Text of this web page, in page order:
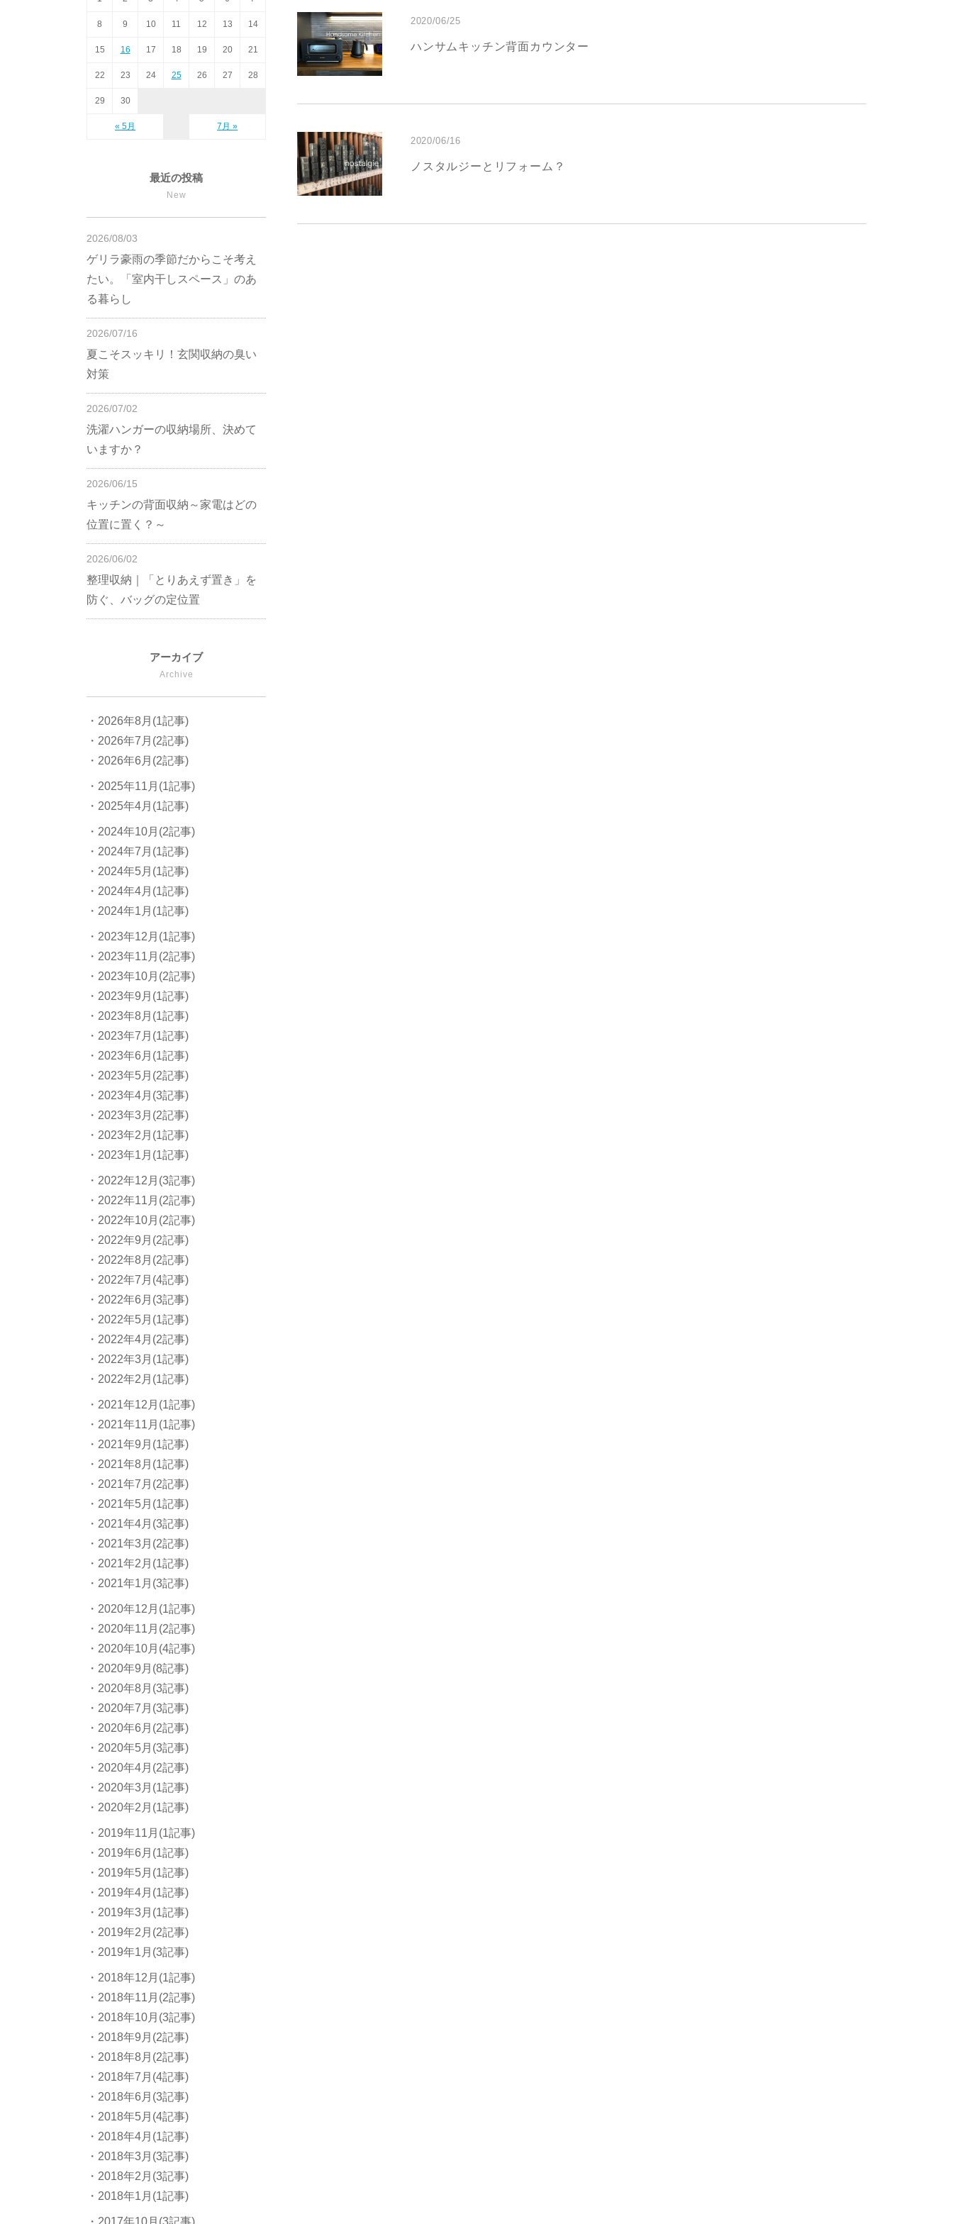
2020/06/25
ハンサムキッチン背面カウンター
2020/06/16
ノスタルジーとリフォーム？
« 5月 7月 »
8 9 10 11 12 13 14
15 16 17 18 19 20 21
22 23 24 25 26 27 28
29 30
最近の投稿
New
2026/08/03
ゲリラ豪雨の季節だからこそ考え
たい。「室内干しスペース」のあ
る暮らし
2026/07/16
夏こそスッキリ！玄関収納の臭い
対策
2026/07/02
洗濯ハンガーの収納場所、決めて
いますか？
2026/06/15
キッチンの背面収納～家電はどの
位置に置く？～
2026/06/02
整理収納｜「とりあえず置き」を
防ぐ、バッグの定位置
アーカイブ
Archive
・2026年8月(1記事)
・2026年7月(2記事)
・2026年6月(2記事)
・2025年11月(1記事)
・2025年4月(1記事)
・2024年10月(2記事)
・2024年7月(1記事)
・2024年5月(1記事)
・2024年4月(1記事)
・2024年1月(1記事)
・2023年12月(1記事)
・2023年11月(2記事)
・2023年10月(2記事)
・2023年9月(1記事)
・2023年8月(1記事)
・2023年7月(1記事)
・2023年6月(1記事)
・2023年5月(2記事)
・2023年4月(3記事)
・2023年3月(2記事)
・2023年2月(1記事)
・2023年1月(1記事)
・2022年12月(3記事)
・2022年11月(2記事)
・2022年10月(2記事)
・2022年9月(2記事)
・2022年8月(2記事)
・2022年7月(4記事)
・2022年6月(3記事)
・2022年5月(1記事)
・2022年4月(2記事)
・2022年3月(1記事)
・2022年2月(1記事)
・2021年12月(1記事)
・2021年11月(1記事)
・2021年9月(1記事)
・2021年8月(1記事)
・2021年7月(2記事)
・2021年5月(1記事)
・2021年4月(3記事)
・2021年3月(2記事)
・2021年2月(1記事)
・2021年1月(3記事)
・2020年12月(1記事)
・2020年11月(2記事)
・2020年10月(4記事)
・2020年9月(8記事)
・2020年8月(3記事)
・2020年7月(3記事)
・2020年6月(2記事)
・2020年5月(3記事)
・2020年4月(2記事)
・2020年3月(1記事)
・2020年2月(1記事)
・2019年11月(1記事)
・2019年6月(1記事)
・2019年5月(1記事)
・2019年4月(1記事)
・2019年3月(1記事)
・2019年2月(2記事)
・2019年1月(3記事)
・2018年12月(1記事)
・2018年11月(2記事)
・2018年10月(3記事)
・2018年9月(2記事)
・2018年8月(2記事)
・2018年7月(4記事)
・2018年6月(3記事)
・2018年5月(4記事)
・2018年4月(1記事)
・2018年3月(3記事)
・2018年2月(3記事)
・2018年1月(1記事)
・2017年10月(3記事)